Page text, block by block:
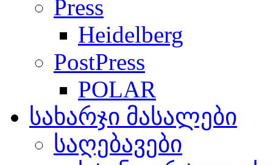
Press
Heidelberg
PostPress
POLAR
სახარჯი მასალები
საღებავები